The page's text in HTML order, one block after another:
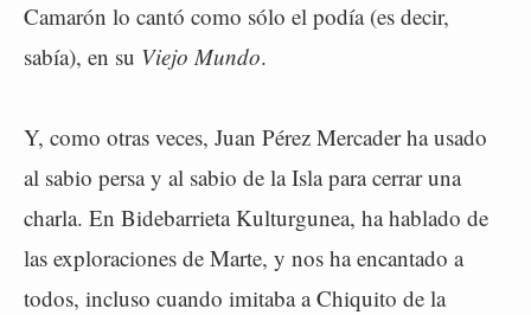
Camarón lo cantó como sólo el podía (es decir,
sabía), en su Viejo Mundo.
Y, como otras veces, Juan Pérez Mercader ha usado
al sabio persa y al sabio de la Isla para cerrar una
charla. En Bidebarrieta Kulturgunea, ha hablado de
las exploraciones de Marte, y nos ha encantado a
todos, incluso cuando imitaba a Chiquito de la